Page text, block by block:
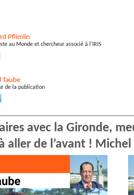
Pflimlin
au Monde et chercheur associé à l'IRIS
Taube
de la publication
avec la Gironde,
aller de l’avant ! Michel